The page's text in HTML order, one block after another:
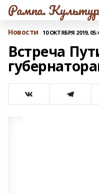
Рампа.
Новости 10 ОКТЯБРЯ 2019,
Встреча